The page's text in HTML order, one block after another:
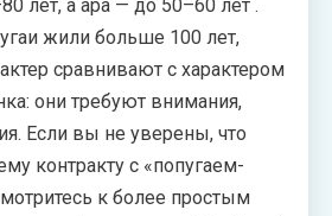
лет, а ара — до 50–60 лет .
жили больше 100 лет,
сравнивают с характером
они требуют внимания,
Если вы не уверены, что
контракту с «попугаем-
к более простым